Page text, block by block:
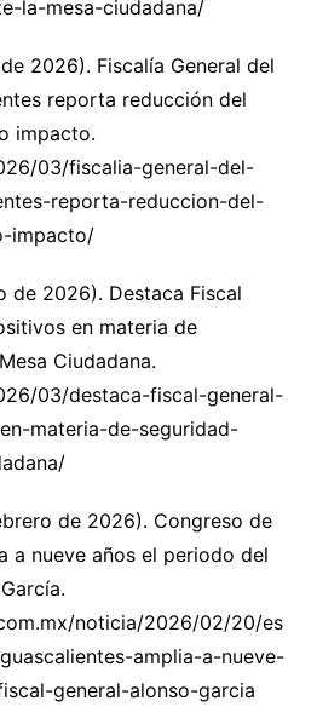
la-mesa-ciudadana/
2026). Fiscalía General del
reporta reducción del
impacto.
03/fiscalia-general-del-
reporta-reduccion-del-
impacto/
de 2026). Destaca Fiscal
en materia de
Ciudadana.
03/destaca-fiscal-general-
materia-de-seguridad-
de 2026). Congreso de
a nueve años el periodo del
noticia/2026/02/20/es
amplia-a-nueve-
general-alonso-garcia